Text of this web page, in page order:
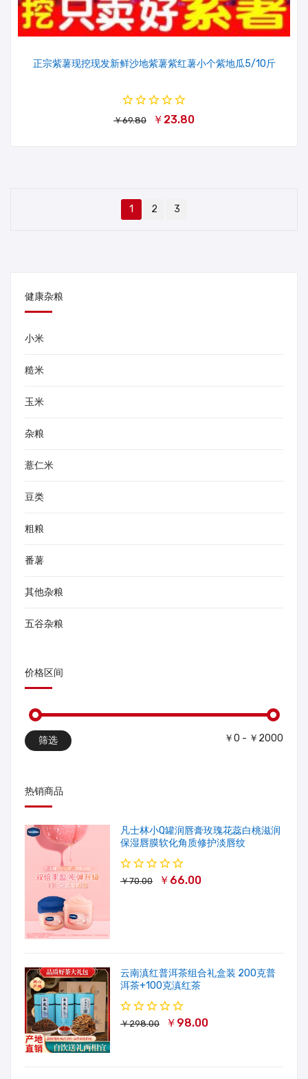
正宗紫薯现挖现发新鲜沙地紫薯紫红薯小个紫地瓜5/10斤
￥69.80 ￥23.80
1 2 3
健康杂粮
小米
糙米
玉米
杂粮
薏仁米
豆类
粗粮
番薯
其他杂粮
五谷杂粮
价格区间
筛选 ￥0 - ￥2000
热销商品
凡士林小Q罐润唇膏玫瑰花蕊白桃滋润
保湿唇膜软化角质修护淡唇纹
￥70.00 ￥66.00
云南滇红普洱茶组合礼盒装 200克普
洱茶+100克滇红茶
￥298.00 ￥98.00